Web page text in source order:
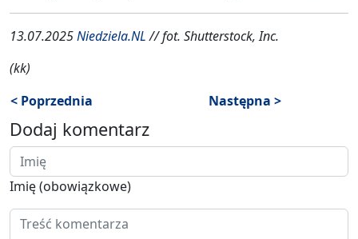
13.07.2025Niedziela.NL// fot. Shutterstock, Inc.
(kk)
< Poprzednia
Następna >
Dodaj komentarz
Imię (obowiązkowe)